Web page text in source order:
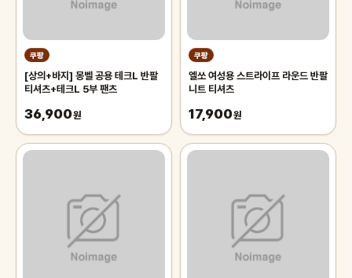
쿠팡
[상의+바지] 몽벨 공용 테크L 반팔
티셔츠+테크L 5부 팬츠
36,900원
쿠팡
엘쏘 여성용 스트라이프 라운드 반팔
니트 티셔츠
17,900원